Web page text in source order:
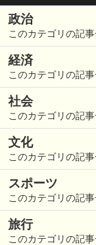
政治
このカテゴリの記
経済
このカテゴリの記
社会
このカテゴリの記
文化
このカテゴリの記
スポーツ
このカテゴリの記
旅行
このカテゴリの記